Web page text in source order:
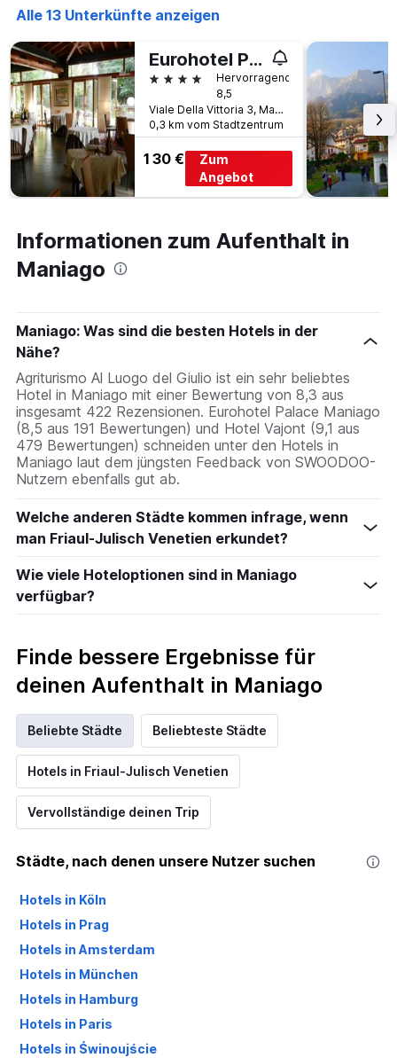
anzeigt,
in
den
letzten
3
Tagen
gefunden
wurde.
Alle 13 Unterkünfte anzeigen
Eurohotel Palace Maniago
4 Sterne
Hervorragend
8,5
Viale Della Vittoria 3, Maniago, Pordenone, Italien
0,3 km vom Stadtzentrum
130 €
Zum
Angebot
Informationen zum Aufenthalt in
Maniago
Maniago: Was sind die besten Hotels in der
Nähe?
Agriturismo Al Luogo del Giulio ist ein sehr beliebtes
Hotel in Maniago mit einer Bewertung von 8,3 aus
insgesamt 422 Rezensionen. Eurohotel Palace Maniago
(8,5 aus 191 Bewertungen) und Hotel Vajont (9,1 aus
479 Bewertungen) schneiden unter den Hotels in
Maniago laut dem jüngsten Feedback von SWOODOO-
Nutzern ebenfalls gut ab.
Welche anderen Städte kommen infrage, wenn
man Friaul-Julisch Venetien erkundet?
Wie viele Hoteloptionen sind in Maniago
verfügbar?
Finde bessere Ergebnisse für
deinen Aufenthalt in Maniago
Beliebte Städte Beliebteste Städte
Hotels in Friaul-Julisch Venetien
Vervollständige deinen Trip
Städte, nach denen unsere Nutzer suchen
Hotels in Köln
Hotels in Prag
Hotels in Amsterdam
Hotels in München
Hotels in Hamburg
Hotels in Paris
Hotels in Świnoujście